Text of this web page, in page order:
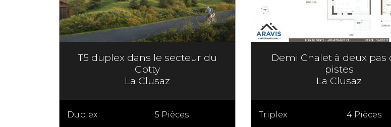
T5 duplex dans le secteur du
Gotty
La Clusaz
Duplex
5 Pièces
Demi Chalet à deux pas
pistes
La Clusaz
Triplex
4 Pièces